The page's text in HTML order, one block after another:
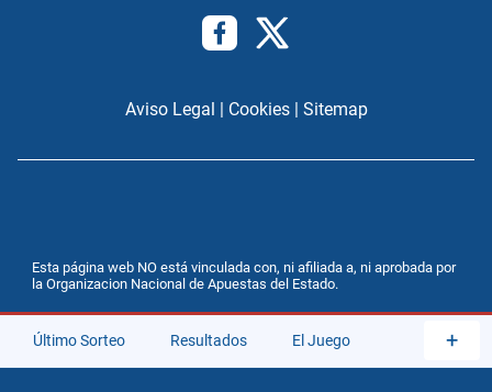
Último Sorteo Resultados El Juego +
Aviso Legal | Cookies| Sitemap
Esta página web NO está vinculada con, ni afiliada a, ni aprobada por
la Organizacion Nacional de Apuestas del Estado.